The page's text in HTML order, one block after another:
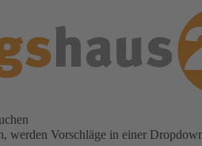
werden Vorschläge in einer